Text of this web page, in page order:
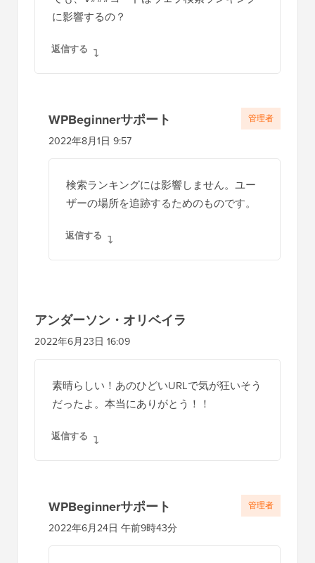
に影響するの？
返信する
WPBeginnerサポート
2022年8月1日 9:57
検索ランキングには影響しません。ユー
ザーの場所を追跡するためのものです。
返信する
管理者
アンダーソン・オリベイラ
2022年6月23日 16:09
素晴らしい！あのひどいURLで気が狂いそう
だったよ。本当にありがとう！！
返信する
WPBeginnerサポート
2022年6月24日 午前9時43分
管理者